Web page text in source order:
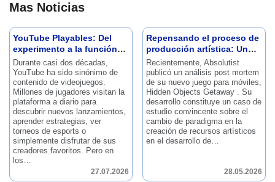
Mas Noticias
YouTube Playables: Del
experimento a la función
oficial
Durante casi dos décadas,
YouTube ha sido sinónimo de
contenido de videojuegos.
Millones de jugadores visitan la
plataforma a diario para
descubrir nuevos lanzamientos,
aprender estrategias, ver
torneos de esports o
simplemente disfrutar de sus
creadores favoritos. Pero en
los…
27.07.2026
Repensando el proceso de
producción artística: Un
análisis posterior a la
escapada de objetos
oculto
Recientemente, Absolutist
publicó un análisis post mortem
de su nuevo juego para móviles,
Hidden Objects Getaway . Su
desarrollo constituye un caso de
estudio convincente sobre el
cambio de paradigma en la
creación de recursos artísticos
en el desarrollo de…
28.05.2026